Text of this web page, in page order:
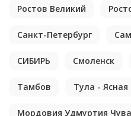
Ростов Великий
Санкт-Петербург
СИБИРЬ Смоленск
Тамбов Тула - Ясная
Мордовия Удмуртия